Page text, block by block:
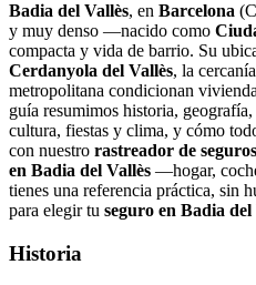
Badia del Vallès, en Barcelona
y muy denso —nacido como
compacta y vida de barrio. Su
Cerdanyola del Vallès, la
metropolitana condicionan
guía resumimos historia,
cultura, fiestas y clima, y cómo
con nuestro rastreador de seguros
en Badia del Vallès —hogar,
tienes una referencia práctica, sin
para elegir tu seguro en Badia del
Historia